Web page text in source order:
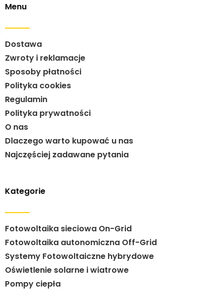
Menu
Dostawa
Zwroty i reklamacje
Sposoby płatności
Polityka cookies
Regulamin
Polityka prywatności
O nas
Dlaczego warto kupować u nas
Najczęściej zadawane pytania
Kategorie
Fotowoltaika sieciowa On-Grid
Fotowoltaika autonomiczna Off-Grid
Systemy Fotowoltaiczne hybrydowe
Oświetlenie solarne i wiatrowe
Pompy ciepła